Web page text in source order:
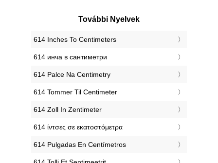
További Nyelvek
‎614 Inches To Centimeters
‎614 инча в сантиметри
‎614 Palce Na Centimetry
‎614 Tommer Til Centimeter
‎614 Zoll In Zentimeter
‎614 ίντσες σε εκατοστόμετρα
‎614 Pulgadas En Centímetros